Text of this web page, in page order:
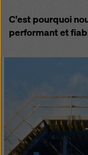
C'est pourquoi
performant et